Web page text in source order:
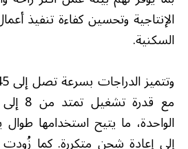
الإنتاجية وتحسين كفاءة تنفيذ
السكنية.
الواحدة، ما يتيح استخدامها
إلى إعادة شحن متكررة. كما زُودت